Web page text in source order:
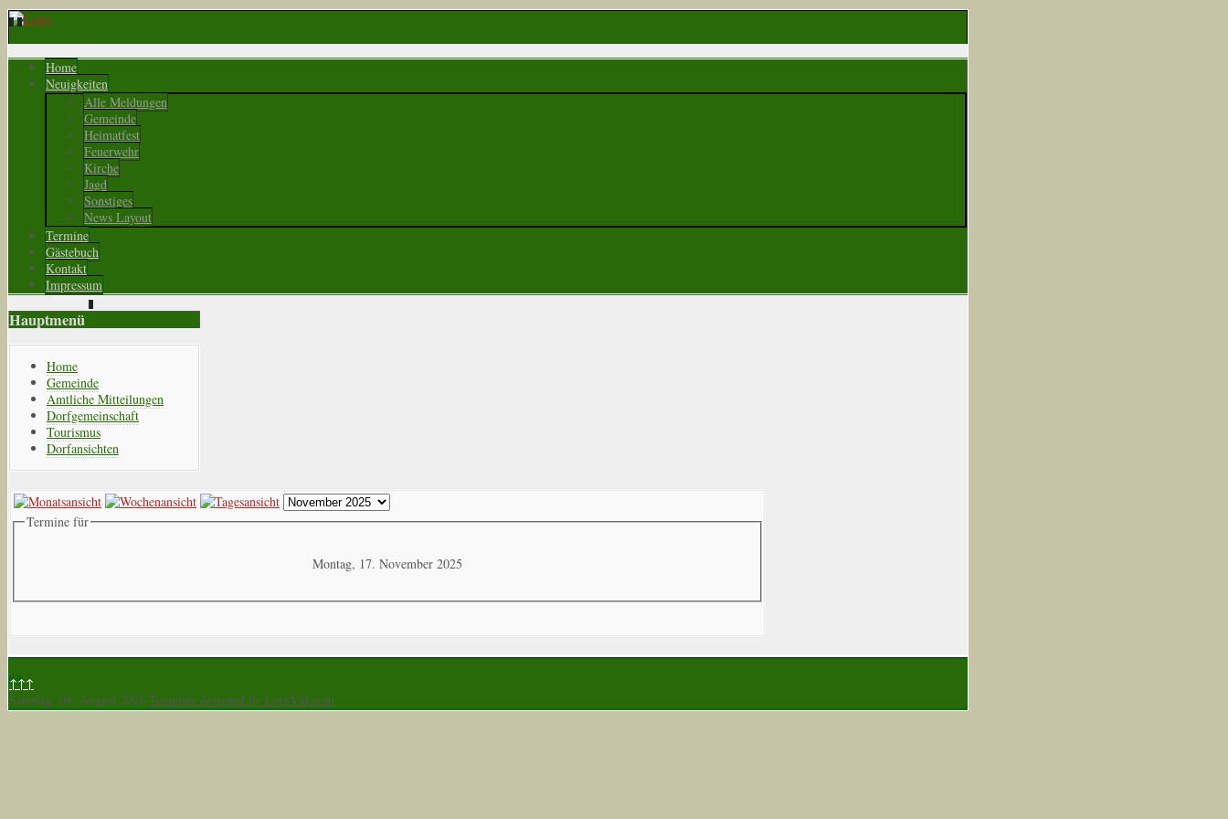
Home
Neuigkeiten
Alle Meldungen
Gemeinde
Heimatfest
Feuerwehr
Kirche
Jagd
Sonstiges
News Layout
Termine
Gästebuch
Kontakt
Impressum
Hauptmenü
Home
Gemeinde
Amtliche Mitteilungen
Dorfgemeinschaft
Tourismus
Dorfansichten
Termine für
Montag, 17. November 2025
↑↑↑
Samstag, 08. August 2026 Template designed by LernVid.com